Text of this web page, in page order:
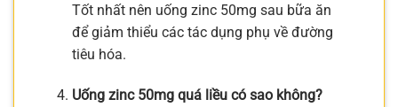
Tốt nhất nên uống zinc 50mg sau bữa ăn
để giảm thiểu các tác dụng phụ về đường
tiêu hóa.
Uống zinc 50mg quá liều có sao không?